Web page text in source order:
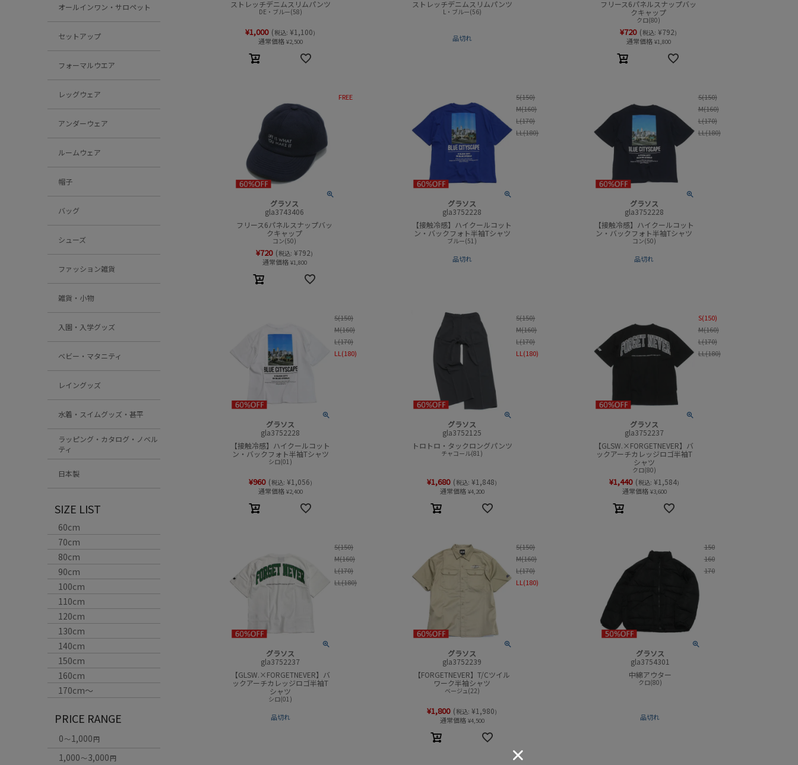
オールインワン・サロペット
セットアップ
フォーマルウエア
レッグウェア
アンダーウェア
ルームウェア
帽子
バッグ
シューズ
ファッション雑貨
雑貨・小物
入園・入学グッズ
ベビー・マタニティ
レイングッズ
水着・スイムグッズ・甚平
ラッピング・カタログ・ノベル
ティ
日本製
SIZE LIST
60cm
70cm
80cm
90cm
100cm
110cm
120cm
130cm
140cm
150cm
160cm
170cm〜
PRICE RANGE
0～1,000円
1,000～3,000円
ストレッチデニムスリムパンツ
DE・ブルー(58)
¥1,000 (税込: ¥1,100)
通常価格 ¥2,500
ストレッチデニムスリムパンツ
L・ブルー(56)
品切れ
フリース6パネルスナップバッ
クキャップ
クロ(80)
¥720 (税込: ¥792)
通常価格 ¥1,800
グラソス
gla3743406
フリース6パネルスナップバッ
クキャップ
コン(50)
¥720 (税込: ¥792)
通常価格 ¥1,800
FREE
グラソス
gla3752228
【接触冷感】ハイクールコット
ン・バックフォト半袖Tシャツ
ブルー(51)
品切れ
S(150)
M(160)
L(170)
LL(180)
グラソス
gla3752228
【接触冷感】ハイクールコット
ン・バックフォト半袖Tシャツ
コン(50)
品切れ
S(150)
M(160)
L(170)
LL(180)
グラソス
gla3752228
【接触冷感】ハイクールコット
ン・バックフォト半袖Tシャツ
シロ(01)
¥960 (税込: ¥1,056)
通常価格 ¥2,400
S(150)
M(160)
L(170)
LL(180)
グラソス
gla3752125
トロトロ・タックロングパンツ
チャコール(81)
¥1,680 (税込: ¥1,848)
通常価格 ¥4,200
S(150)
M(160)
L(170)
LL(180)
グラソス
gla3752237
【GLSW.×FORGETNEVER】バ
ックアーチカレッジロゴ半袖T
シャツ
クロ(80)
¥1,440 (税込: ¥1,584)
通常価格 ¥3,600
S(150)
M(160)
L(170)
LL(180)
グラソス
gla3752237
【GLSW.×FORGETNEVER】バ
ックアーチカレッジロゴ半袖T
シャツ
シロ(01)
品切れ
S(150)
M(160)
L(170)
LL(180)
グラソス
gla3752239
【FORGETNEVER】T/Cツイル
ワーク半袖シャツ
ベージュ(22)
¥1,800 (税込: ¥1,980)
通常価格 ¥4,500
S(150)
M(160)
L(170)
LL(180)
グラソス
gla3754301
中綿アウター
クロ(80)
品切れ
150
160
170